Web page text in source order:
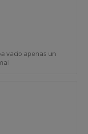
vacio apenas un